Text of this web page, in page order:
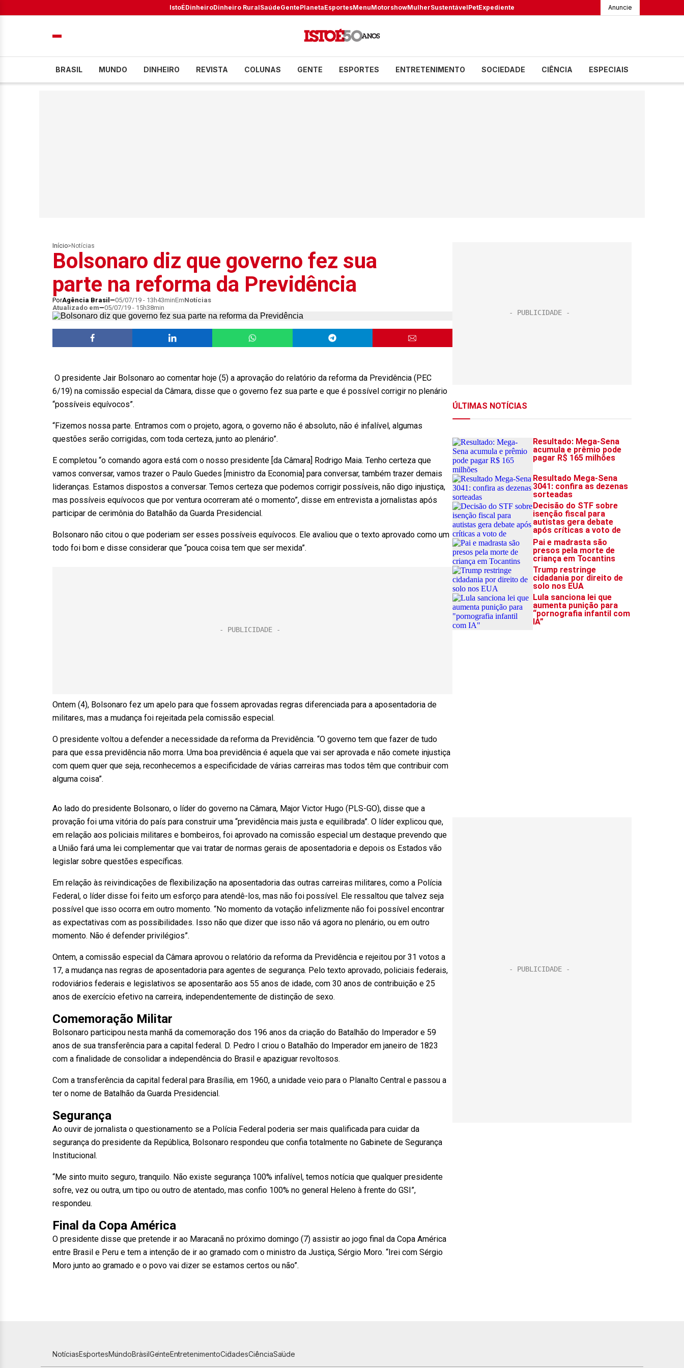
IstoÉDinheiroDinheiro RuralSaúdeGentePlanetaEsportesMenuMotorshowMulherSustentávelPetExpediente Anuncie
BRASIL MUNDO DINHEIRO REVISTA COLUNAS GENTE ESPORTES ENTRETENIMENTO SOCIEDADE CIÊNCIA ESPECIAIS
Início> Notícias
Bolsonaro diz que governo fez sua
parte na reforma da Previdência
PorAgência Brasil 05/07/19 - 13h43minEmNotícias
Atualizado em
05/07/19 - 15h38min
O presidente Jair Bolsonaro ao comentar hoje (5) a aprovação do relatório da reforma da Previdência (PEC
6/19) na comissão especial da Câmara, disse que o governo fez sua parte e que é possível corrigir no plenário
“possíveis equívocos”.
“Fizemos nossa parte. Entramos com o projeto, agora, o governo não é absoluto, não é infalível, algumas
questões serão corrigidas, com toda certeza, junto ao plenário”.
E completou “o comando agora está com o nosso presidente [da Câmara] Rodrigo Maia. Tenho certeza que
vamos conversar, vamos trazer o Paulo Guedes [ministro da Economia] para conversar, também trazer demais
lideranças. Estamos dispostos a conversar. Temos certeza que podemos corrigir possíveis, não digo injustiça,
mas possíveis equívocos que por ventura ocorreram até o momento”, disse em entrevista a jornalistas após
participar de cerimônia do Batalhão da Guarda Presidencial.
Bolsonaro não citou o que poderiam ser esses possíveis equívocos. Ele avaliou que o texto aprovado como um
todo foi bom e disse considerar que “pouca coisa tem que ser mexida”.
Ontem (4), Bolsonaro fez um apelo para que fossem aprovadas regras diferenciada para a aposentadoria de
militares, mas a mudança foi rejeitada pela comissão especial.
O presidente voltou a defender a necessidade da reforma da Previdência. “O governo tem que fazer de tudo
para que essa previdência não morra. Uma boa previdência é aquela que vai ser aprovada e não comete injustiça
com quem quer que seja, reconhecemos a especificidade de várias carreiras mas todos têm que contribuir com
alguma coisa”.
Ao lado do presidente Bolsonaro, o líder do governo na Câmara, Major Victor Hugo (PLS-GO), disse que a
provação foi uma vitória do país para construir uma “previdência mais justa e equilibrada”. O líder explicou que,
em relação aos policiais militares e bombeiros, foi aprovado na comissão especial um destaque prevendo que
a União fará uma lei complementar que vai tratar de normas gerais de aposentadoria e depois os Estados vão
legislar sobre questões específicas.
Em relação às reivindicações de flexibilização na aposentadoria das outras carreiras militares, como a Polícia
Federal, o líder disse foi feito um esforço para atendê-los, mas não foi possível. Ele ressaltou que talvez seja
possível que isso ocorra em outro momento. “No momento da votação infelizmente não foi possível encontrar
as expectativas com as possibilidades. Isso não que dizer que isso não vá agora no plenário, ou em outro
momento. Não é defender privilégios”.
Ontem, a comissão especial da Câmara aprovou o relatório da reforma da Previdência e rejeitou por 31 votos a
17, a mudança nas regras de aposentadoria para agentes de segurança. Pelo texto aprovado, policiais federais,
rodoviários federais e legislativos se aposentarão aos 55 anos de idade, com 30 anos de contribuição e 25
anos de exercício efetivo na carreira, independentemente de distinção de sexo.
Comemoração Militar
Bolsonaro participou nesta manhã da comemoração dos 196 anos da criação do Batalhão do Imperador e 59
anos de sua transferência para a capital federal. D. Pedro I criou o Batalhão do Imperador em janeiro de 1823
com a finalidade de consolidar a independência do Brasil e apaziguar revoltosos.
Com a transferência da capital federal para Brasília, em 1960, a unidade veio para o Planalto Central e passou a
ter o nome de Batalhão da Guarda Presidencial.
Segurança
Ao ouvir de jornalista o questionamento se a Polícia Federal poderia ser mais qualificada para cuidar da
segurança do presidente da República, Bolsonaro respondeu que confia totalmente no Gabinete de Segurança
Institucional.
“Me sinto muito seguro, tranquilo. Não existe segurança 100% infalível, temos notícia que qualquer presidente
sofre, vez ou outra, um tipo ou outro de atentado, mas confio 100% no general Heleno à frente do GSI”,
respondeu.
Final da Copa América
O presidente disse que pretende ir ao Maracanã no próximo domingo (7) assistir ao jogo final da Copa América
entre Brasil e Peru e tem a intenção de ir ao gramado com o ministro da Justiça, Sérgio Moro. “Irei com Sérgio
Moro junto ao gramado e o povo vai dizer se estamos certos ou não”.
NotíciasEsportesMundoBrasilGenteEntretenimentoCidadesCiênciaSaúde